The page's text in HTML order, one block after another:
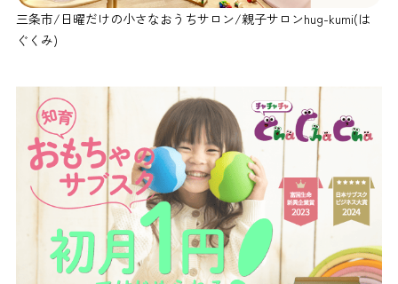
三条市/日曜だけの小さなおうちサロン/親子サロンhug-kumi(は
ぐくみ)